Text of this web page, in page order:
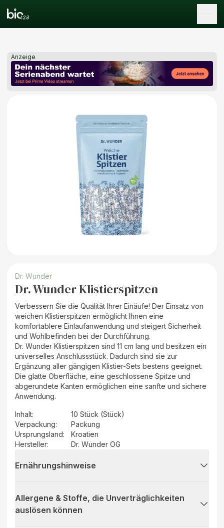
Anzeige
Dr. Wunder
Dr. Wunder Klistierspitzen
Verbessern Sie die Qualität Ihrer Einäufe! Der Einsatz von
weichen Klistierspitzen ermöglicht Ihnen eine
komfortablere Einlaufanwendung und steigert Sicherheit
und Wohlbefinden bei der Durchführung.
Dr. Wunder Klistierspitzen sind 11 cm lang und besitzen ein
universelles Anschlussstück. Dadurch sind sie zur
Ergänzung aller gängigen Klistier-Sets bestens geeignet.
Die glatte Oberfläche, eine geschlossene Spitze und
abgerundete Kanten ermöglichen eine sanfte und sichere
Anwendung.
Inhalt:
10 Stück (Stück)
Verpackung:
Packung
Ursprungsland:
Kroatien
Hersteller: Dr. Wunder OG
Ernährungshinweise
Allergene & Stoffe, die Unverträglichkeiten
auslösen können